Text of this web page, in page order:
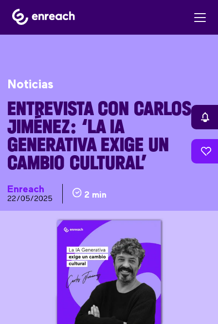
Noticias
ENTREVISTA CON CARLOS
JIMÉNEZ: ‘LA IA
GENERATIVA EXIGE UN
CAMBIO CULTURAL’
Enreach
22/05/2025 2 min